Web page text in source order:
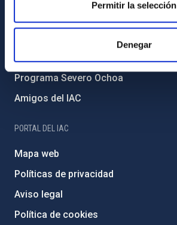
Permitir la selección
Denegar
Financiación externa
Programa Severo Ochoa
Amigos del IAC
PORTAL DEL IAC
Mapa web
Políticas de privacidad
Aviso legal
Política de cookies